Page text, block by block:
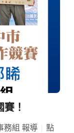
！
務組 報導
點